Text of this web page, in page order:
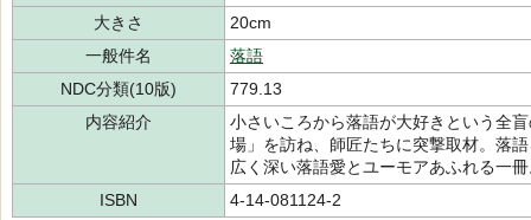
大きさ
20cm
一般件名
落語
NDC分類(10版)
779.13
内容紹介
小さいころから落語が大好きという全
場」を訪ね、師匠たちに突撃取材。落
広く深い落語愛とユーモアあふれる一
ISBN
4-14-081124-2